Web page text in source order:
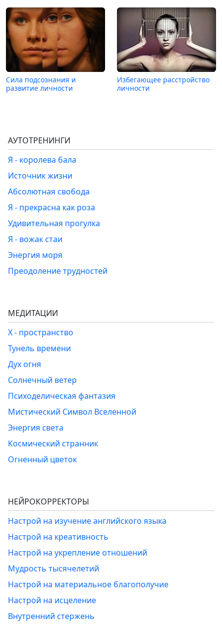
Сила подсознания и
развитие личности
Избегающее расстройство
личности
АУТОТРЕНИНГИ
Я - королева бала
Источник жизни
Абсолютная свобода
Я - прекрасна как роза
Удивительная прогулка
Я - вожак стаи
Энергия моря
Преодоление трудностей
МЕДИТАЦИИ
Х - пространство
Тунель времени
Дух огня
Солнечный ветер
Психоделическая фантазия
Мистический Символ Вселенной
Энергия света
Космический странник
Огненный цветок
НЕЙРОКОРРЕКТОРЫ
Настрой на изучение английского языка
Настрой на креативность
Настрой на укрепление отношений
Мудрость тысячелетий
Настрой на материальное благополучие
Настрой на исцеление
Внутренний стержень